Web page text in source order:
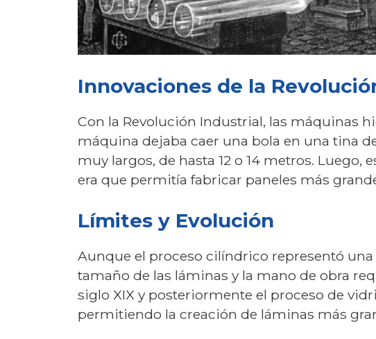
Innovaciones de la
Con la Revolución Industrial, las máquinas
máquina dejaba caer una bola en una tina
muy largos, de hasta 12 o 14 metros.
era que permitía fabricar paneles más
Límites y Evolución
Aunque el proceso cilíndrico representó
tamaño de las láminas y la mano de obra
siglo XIX y posteriormente el proceso de
permitiendo la creación de láminas más